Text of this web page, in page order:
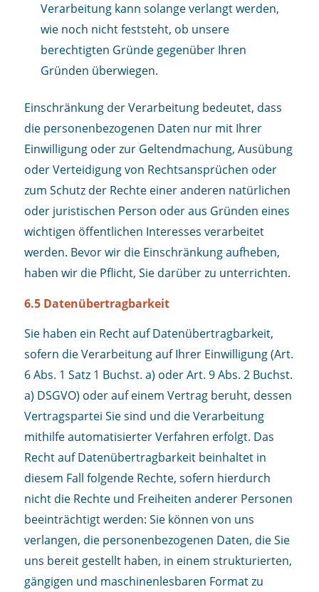
Verarbeitung kann solange verlangt werden,
wie noch nicht feststeht, ob unsere
berechtigten Gründe gegenüber Ihren
Gründen überwiegen.
Einschränkung der Verarbeitung bedeutet, dass
die personenbezogenen Daten nur mit Ihrer
Einwilligung oder zur Geltendmachung, Ausübung
oder Verteidigung von Rechtsan­sprüchen oder
zum Schutz der Rechte einer anderen natürlichen
oder juristischen Person oder aus Gründen eines
wichtigen öffentlichen Interesses verarbeitet
werden. Bevor wir die Einschränkung aufheben,
haben wir die Pflicht, Sie darüber zu unterrichten.
6.5 Datenübertragbarkeit
Sie haben ein Recht auf Datenübertragbarkeit,
sofern die Verarbeitung auf Ihrer Einwilligung (Art.
6 Abs. 1 Satz 1 Buchst. a) oder Art. 9 Abs. 2 Buchst.
a) DSGVO) oder auf einem Vertrag beruht, dessen
Vertragspartei Sie sind und die Verarbeitung
mithilfe automatisierter Verfahren erfolgt. Das
Recht auf Datenübertragbarkeit beinhaltet in
diesem Fall folgende Rechte, sofern hierdurch
nicht die Rechte und Freiheiten anderer Personen
beeinträchtigt werden: Sie können von uns
verlangen, die personenbezogenen Daten, die Sie
uns bereit gestellt haben, in einem strukturierten,
gängigen und maschinenlesbaren Format zu